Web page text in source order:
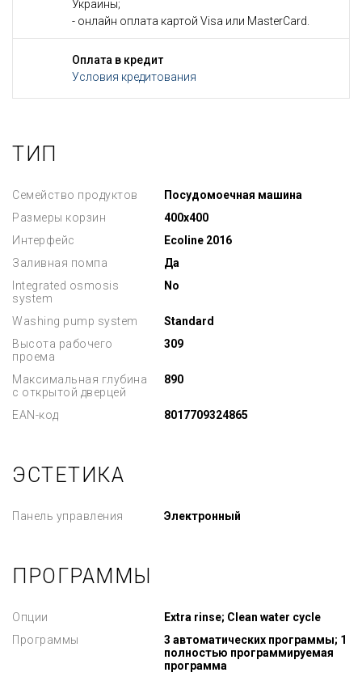
Украины;
- онлайн оплата картой Visa или MasterCard.
Оплата в кредит
Условия кредитования
ТИП
Семейство продуктов
Посудомоечная машина
Размеры корзин
400x400
Интерфейс
Ecoline 2016
Заливная помпа
Да
Integrated osmosis
system
No
Washing pump system
Standard
Высота рабочего
проема
309
Максимальная глубина
с открытой дверцей
890
EAN-код 8017709324865
ЭСТЕТИКА
Панель управления Электронный
ПРОГРАММЫ
Опции
Extra rinse; Clean water cycle
Программы
3 автоматических программы; 1
полностью программируемая
программа